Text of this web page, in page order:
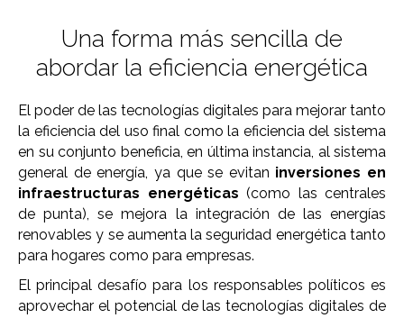
Una forma más sencilla de
abordar la eficiencia energética
El poder de las tecnologías digitales para mejorar tanto
la eficiencia del uso final como la eficiencia del sistema
en su conjunto beneficia, en última instancia, al sistema
general de energía, ya que se evitan inversiones en
infraestructuras energéticas (como las centrales
de punta), se mejora la integración de las energías
renovables y se aumenta la seguridad energética tanto
para hogares como para empresas.
El principal desafío para los responsables políticos es
aprovechar el potencial de las tecnologías digitales de